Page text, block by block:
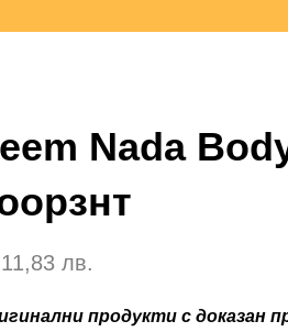
Nada
лв.
продукти с доказан